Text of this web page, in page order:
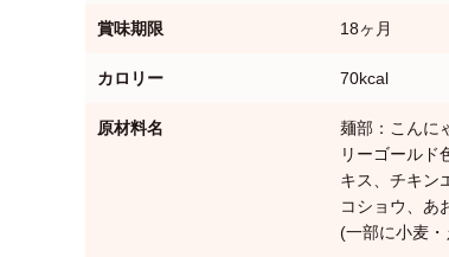
賞味期限 18ヶ月
カロリー 70kcal
原材料名
麺部：こんに
リーゴール
キス、チキン
コショウ、あ
(一部に小麦